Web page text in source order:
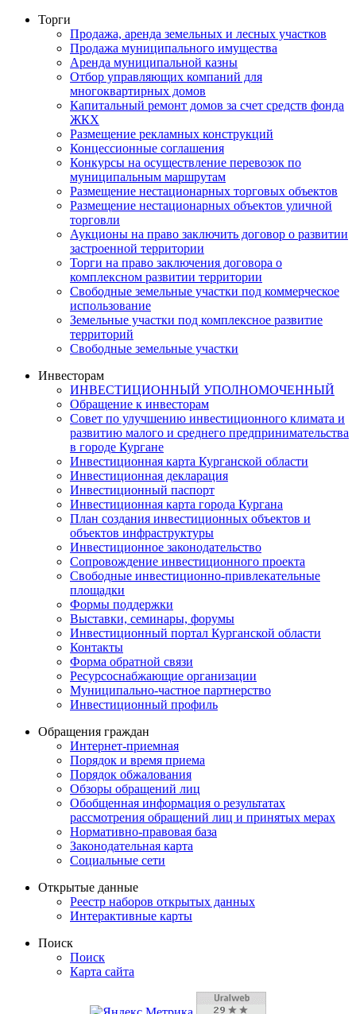
Торги
Продажа, аренда земельных и лесных участков
Продажа муниципального имущества
Аренда муниципальной казны
Отбор управляющих компаний для
многоквартирных домов
Капитальный ремонт домов за счет средств фонда
ЖКХ
Размещение рекламных конструкций
Концессионные соглашения
Конкурсы на осуществление перевозок по
муниципальным маршрутам
Размещение нестационарных торговых объектов
Размещение нестационарных объектов уличной
торговли
Аукционы на право заключить договор о развитии
застроенной территории
Торги на право заключения договора о
комплексном развитии территории
Свободные земельные участки под коммерческое
использование
Земельные участки под комплексное развитие
территорий
Свободные земельные участки
Инвесторам
ИНВЕСТИЦИОННЫЙ УПОЛНОМОЧЕННЫЙ
Обращение к инвесторам
Совет по улучшению инвестиционного климата и
развитию малого и среднего предпринимательства
в городе Кургане
Инвестиционная карта Курганской области
Инвестиционная декларация
Инвестиционный паспорт
Инвестиционная карта города Кургана
План создания инвестиционных объектов и
объектов инфраструктуры
Инвестиционное законодательство
Сопровождение инвестиционного проекта
Свободные инвестиционно-привлекательные
площадки
Формы поддержки
Выставки, семинары, форумы
Инвестиционный портал Курганской области
Контакты
Форма обратной связи
Ресурсоснабжающие организации
Муниципально-частное партнерство
Инвестиционный профиль
Обращения граждан
Интернет-приемная
Порядок и время приема
Порядок обжалования
Обзоры обращений лиц
Обобщенная информация о результатах
рассмотрения обращений лиц и принятых мерах
Нормативно-правовая база
Законодательная карта
Социальные сети
Открытые данные
Реестр наборов открытых данных
Интерактивные карты
Поиск
Поиск
Карта сайта